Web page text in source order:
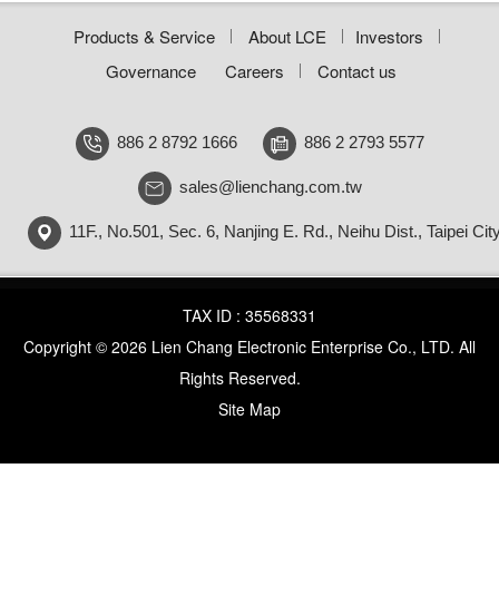
Products & Service About LCE
Investors
Governance
Careers Contact us
886 2 8792 1666 886 2 2793 5577
sales@lienchang.com.tw
11F., No.501, Sec. 6, Nanjing E. Rd., Neihu Dist., Taipei
TAX ID : 35568331
Copyright © 2026 Lien Chang Electronic Enterprise Co., LTD. All
Rights Reserved.
Site Map